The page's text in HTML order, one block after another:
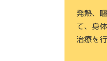
発熱、
て、身
治療を